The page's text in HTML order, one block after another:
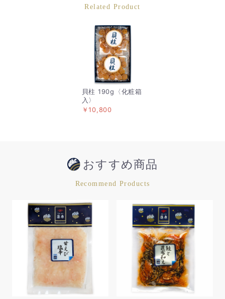
Related Product
貝柱 190g〈化粧箱
入〉
￥10,800
おすすめ商品
Recommend Products